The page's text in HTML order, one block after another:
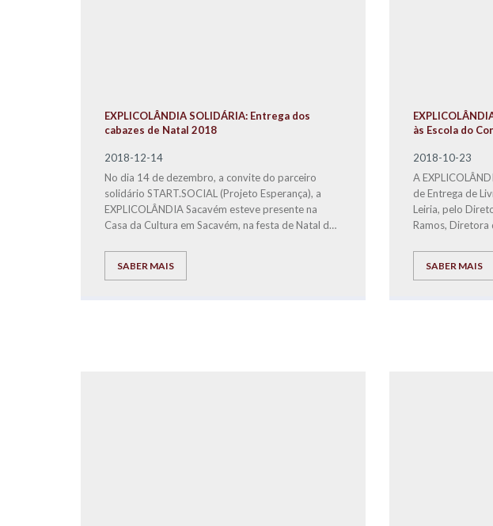
EXPLICOLÂNDIA SOLIDÁRIA: Entrega dos
cabazes de Natal 2018
2018-12-14
No dia 14 de dezembro, a convite do parceiro
solidário START.SOCIAL (Projeto Esperança), a
EXPLICOLÂNDIA Sacavém esteve presente na
Casa da Cultura em Sacavém, na festa de Natal do
SABER MAIS
às Escola do
2018-10-23
A
de Entrega de
Leiria, pelo
Ramos, Diretora
SABER MAIS